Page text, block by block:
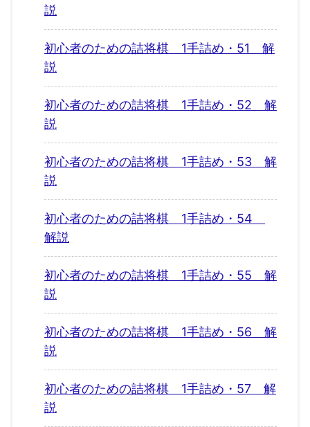
説
初心者のための詰将棋 1手詰め・51 解
説
初心者のための詰将棋 1手詰め・52 解
説
初心者のための詰将棋 1手詰め・53 解
説
初心者のための詰将棋 1手詰め・54
解説
初心者のための詰将棋 1手詰め・55 解
説
初心者のための詰将棋 1手詰め・56 解
説
初心者のための詰将棋 1手詰め・57 解
説